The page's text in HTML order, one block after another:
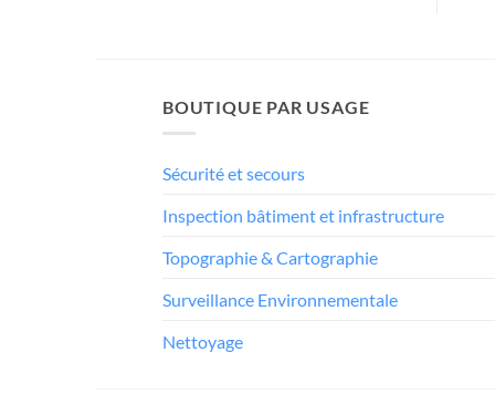
BOUTIQUE PAR USAGE
Sécurité et secours
Inspection bâtiment et infrastructure
Topographie & Cartographie
Surveillance Environnementale
Nettoyage